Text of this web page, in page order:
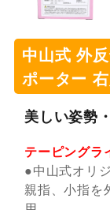
中山式 外
ポーター
美しい姿勢
テーピングラ
●中山式オリ
親指、小指を